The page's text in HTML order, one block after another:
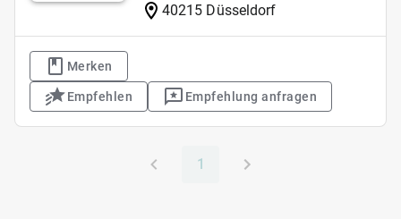
40215 Düsseldorf
Merken
Empfehlen Empfehlung anfragen
1